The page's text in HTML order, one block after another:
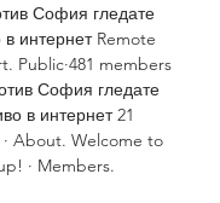
София гледате
интернет Remote
Public·481 members
София гледате
в интернет 21
· About. Welcome to
· Members.